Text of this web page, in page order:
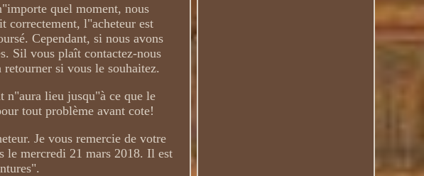
quel moment, nous
correctement, l"acheteur est
Cependant, si nous avons
Sil vous plaît contactez-nous
si vous le souhaitez.
n"aura lieu jusqu"à ce que le
tout problème avant cote!
Je vous remercie de votre
mercredi 21 mars 2018. Il est